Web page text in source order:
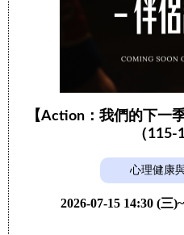
【Action：我們的下一
（115-
心理健康
2026-07-15 14:30 (三